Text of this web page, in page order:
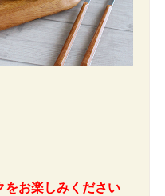
をお楽しみください